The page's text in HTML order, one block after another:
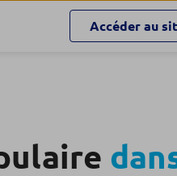
Accéder au